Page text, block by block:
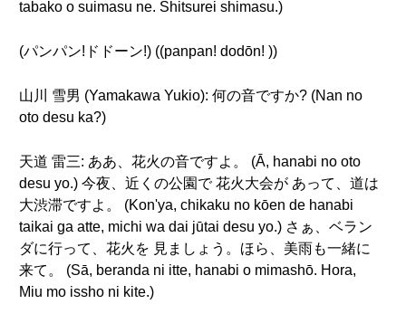
tabako o suimasu ne. Shitsurei shimasu.)
(パンパン!ドドーン!) ((panpan! dodōn! ))
山川 雪男 (Yamakawa Yukio): 何の音ですか? (Nan no
oto desu ka?)
天道 雷三: ああ、花火の音ですよ。 (Ā, hanabi no oto
desu yo.) 今夜、近くの公園で 花火大会が あって、道は
大渋滞ですよ。 (Kon'ya, chikaku no kōen de hanabi
taikai ga atte, michi wa dai jūtai desu yo.) さぁ、ベラン
ダに行って、花火を 見ましょう。ほら、美雨も一緒に
来て。 (Sā, beranda ni itte, hanabi o mimashō. Hora,
Miu mo issho ni kite.)